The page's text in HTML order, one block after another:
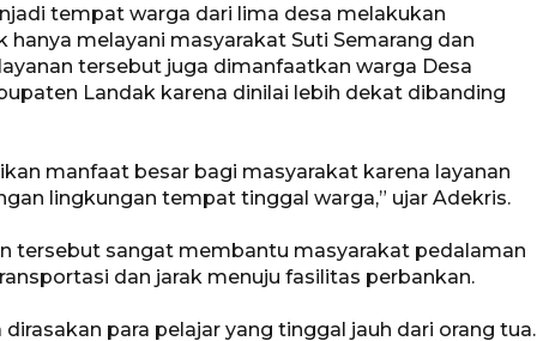
tempat warga dari lima desa melakukan
hanya melayani masyarakat Suti Semarang dan
tersebut juga dimanfaatkan warga Desa
Landak karena dinilai lebih dekat dibanding
manfaat besar bagi masyarakat karena layanan
lingkungan tempat tinggal warga,” ujar Adekris.
tersebut sangat membantu masyarakat pedalaman
dan jarak menuju fasilitas perbankan.
para pelajar yang tinggal jauh dari orang tua.